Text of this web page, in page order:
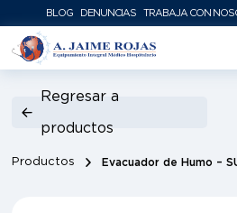
BLOG DENUNCIAS TRABAJA CON
Productos Evacuador de Humo –
Regresar a
productos